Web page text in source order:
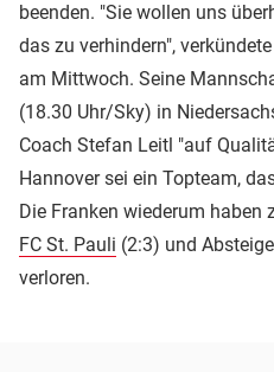
beenden. "Sie wollen uns
das zu verhindern",
am Mittwoch. Seine
(18.30 Uhr/Sky) in
Coach Stefan Leitl "auf
Hannover sei ein Topteam,
Die Franken wiederum haben
FC St. Pauli (2:3) und
verloren.